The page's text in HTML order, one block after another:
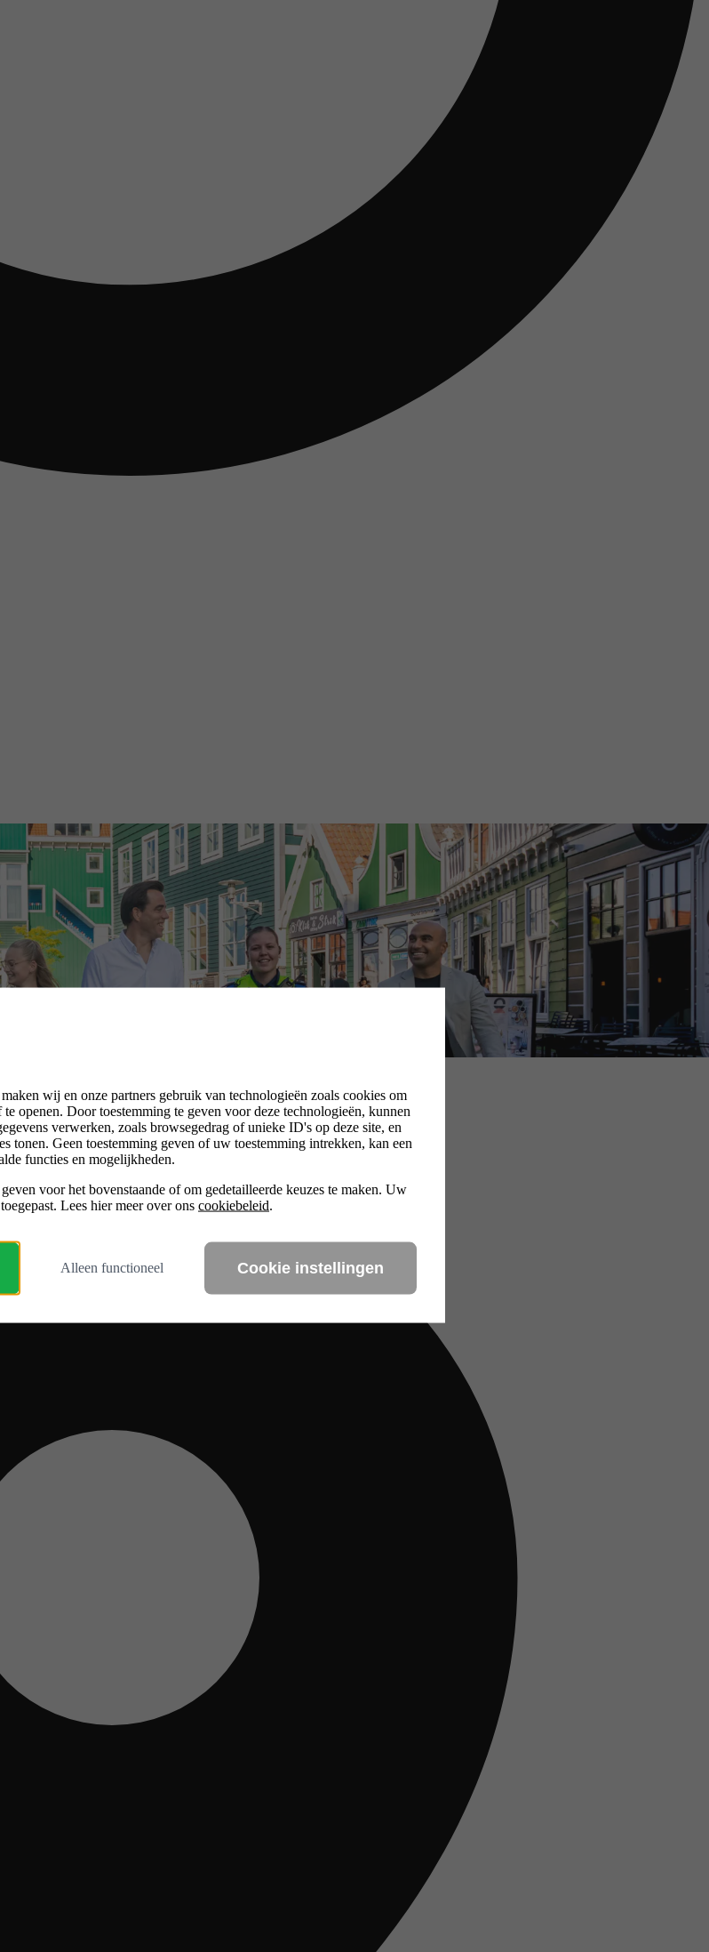
wij en onze partners gebruik van technologieën zoals cookies om
te openen. Door toestemming te geven voor deze technologieën, kunnen
verwerken, zoals browsegedrag of unieke ID's op deze site, en
tonen. Geen toestemming geven of uw toestemming intrekken, kan een
functies en mogelijkheden.
voor het bovenstaande of om gedetailleerde keuzes te maken. Uw
Lees hier meer over ons cookiebeleid.
Alleen functioneel Cookie instellingen